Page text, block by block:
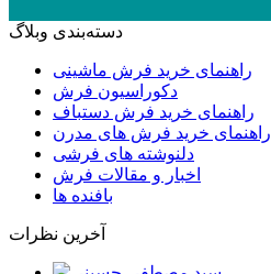
دسته‌بندی وبلاگ
راهنمای خرید فرش ماشینی
دکوراسیون فرش
راهنمای خرید فرش دستباف
راهنمای خرید فرش های مدرن
دلنوشته های فرشی
اخبار و مقالات فرش
بافنده ها
آخرین نظرات